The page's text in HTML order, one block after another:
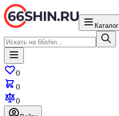
Каталог
0
0
0